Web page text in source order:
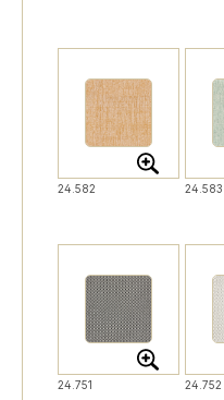
24.582 24.583
24.751 24.752